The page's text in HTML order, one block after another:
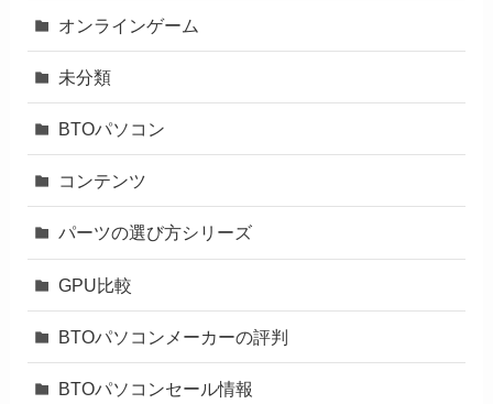
オンラインゲーム
未分類
BTOパソコン
コンテンツ
パーツの選び方シリーズ
GPU比較
BTOパソコンメーカーの評判
BTOパソコンセール情報